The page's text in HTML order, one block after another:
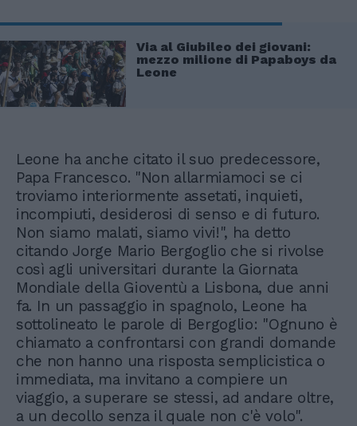
Via al Giubileo dei giovani:
mezzo milione di Papaboys da
Leone
Leone ha anche citato il suo predecessore,
Papa Francesco. "Non allarmiamoci se ci
troviamo interiormente assetati, inquieti,
incompiuti, desiderosi di senso e di futuro.
Non siamo malati, siamo vivi!", ha detto
citando Jorge Mario Bergoglio che si rivolse
così agli universitari durante la Giornata
Mondiale della Gioventù a Lisbona, due anni
fa. In un passaggio in spagnolo, Leone ha
sottolineato le parole di Bergoglio: "Ognuno è
chiamato a confrontarsi con grandi domande
che non hanno una risposta semplicistica o
immediata, ma invitano a compiere un
viaggio, a superare se stessi, ad andare oltre,
a un decollo senza il quale non c'è volo".